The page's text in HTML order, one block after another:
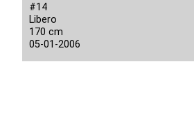
#14
Libero
170 cm
05-01-2006